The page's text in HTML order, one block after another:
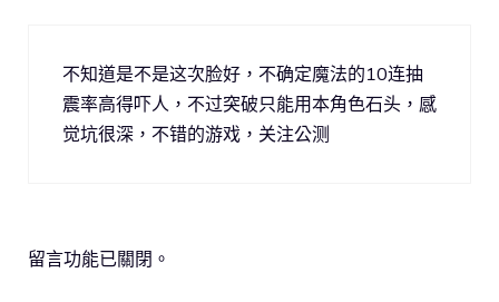
不知道是不是这次脸好，不确定魔法的10连抽
震率高得吓人，不过突破只能用本角色石头，感
觉坑很深，不错的游戏，关注公测
留言功能已關閉。